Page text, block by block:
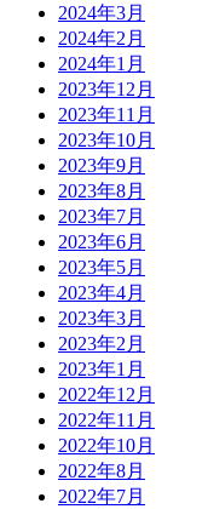
2024年3月
2024年2月
2024年1月
2023年12月
2023年11月
2023年10月
2023年9月
2023年8月
2023年7月
2023年6月
2023年5月
2023年4月
2023年3月
2023年2月
2023年1月
2022年12月
2022年11月
2022年10月
2022年8月
2022年7月